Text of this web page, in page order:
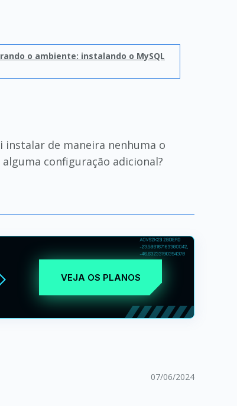
o ambiente: instalando o MySQL
instalar de maneira nenhuma o
configuração adicional?
VEJA OS PLANOS
07/06/2024